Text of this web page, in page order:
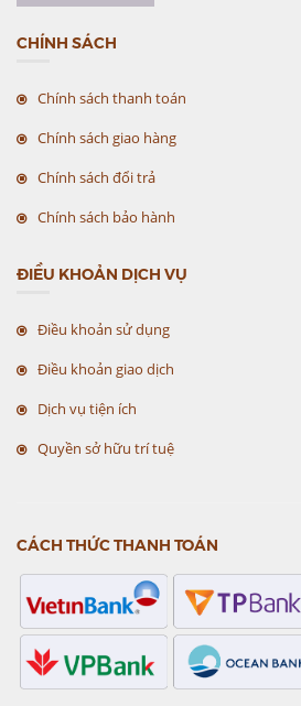
CHÍNH SÁCH
Chính sách thanh toán
Chính sách giao hàng
Chính sách đổi trả
Chính sách bảo hành
ĐIỀU KHOẢN DỊCH VỤ
Điều khoản sử dụng
Điều khoản giao dịch
Dịch vụ tiện ích
Quyền sở hữu trí tuệ
CÁCH THỨC THANH TOÁN